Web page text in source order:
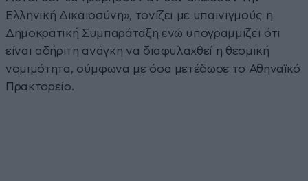
Ελληνική Δικαιοσύνη», τονίζει με υπαινιγμούς η
Δημοκρατική Συμπαράταξη ενώ υπογραμμίζει ότι
είναι αδήριτη ανάγκη να διαφυλαχθεί η θεσμική
νομιμότητα, σύμφωνα με όσα μετέδωσε το Αθηναϊκό
Πρακτορείο.